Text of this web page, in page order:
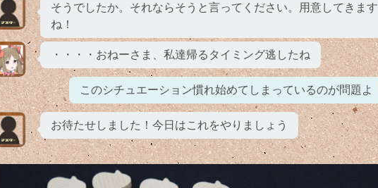
そうでしたか。それならそうと言ってください。用意してきます
ね！
・・・・おねーさま、私達帰るタイミング逃したね
このシチュエーション慣れ始めてしまっているのが問題よ
お待たせしました！今日はこれをやりましょう